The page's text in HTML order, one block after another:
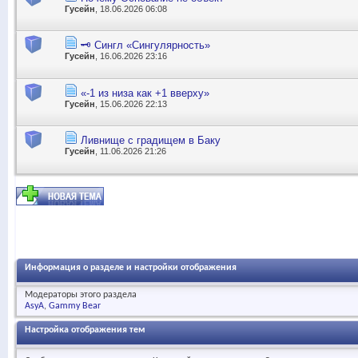
Гусейн , 18.06.2026 06:08
🗝️ Сингл «Сингулярность»
Гусейн , 16.06.2026 23:16
«-1 из низа как +1 вверху»
Гусейн , 15.06.2026 22:13
Ливнище с градищем в Баку
Гусейн , 11.06.2026 21:26
Информация о разделе и настройки отображения
Модераторы этого раздела
AsyA Gammy Bear
Настройка отображения тем